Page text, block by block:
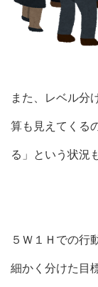
また、レベル分
算も見えてくる
る」という状況
５Ｗ１Ｈでの行
細かく分けた目